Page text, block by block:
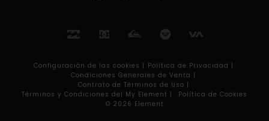
Configuración de las cookies | Política de Privacidad |
Condiciones Generales de Venta |
Contrato de Términos de Uso |
Términos y Condiciones del My Element |
Política de Cookies
© 2026 Element